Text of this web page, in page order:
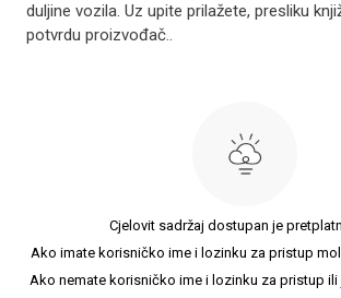
duljine vozila. Uz upite prilažete, presliku
potvrdu proizvođač..
Cjelovit sadržaj dostupan je
Ako imate korisničko ime i lozinku za pristup
Ako nemate korisničko ime i lozinku za pristup